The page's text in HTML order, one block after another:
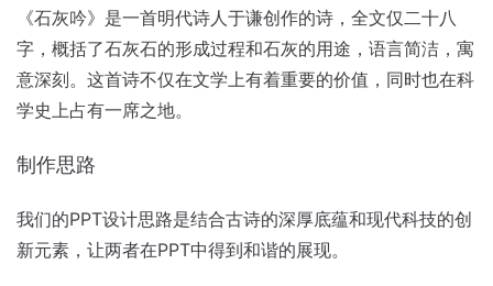
《石灰吟》是一首明代诗人于谦创作的诗，全文仅二十八
字，概括了石灰石的形成过程和石灰的用途，语言简洁，寓
意深刻。这首诗不仅在文学上有着重要的价值，同时也在科
学史上占有一席之地。
制作思路
我们的PPT设计思路是结合古诗的深厚底蕴和现代科技的创
新元素，让两者在PPT中得到和谐的展现。